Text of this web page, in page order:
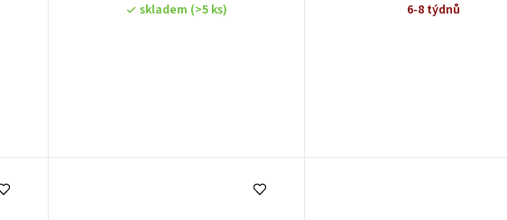
skladem (>5 ks) 6-8 týdnů